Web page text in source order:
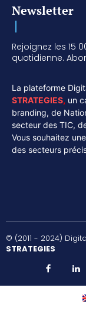
Newsletter
Rejoignez les 15
quotidienne.
La plateforme
STRATEGIES, un
branding, de
secteur des TIC,
Vous souhaitez
des secteurs
© (2011 - 2024)
STRATEGIES